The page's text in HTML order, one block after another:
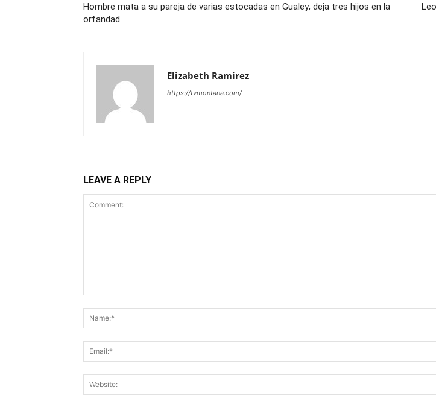
Hombre mata a su pareja de varias estocadas en Gualey; deja tres hijos en la
orfandad
Elizabeth Ramirez
https://tvmontana.com/
LEAVE A REPLY